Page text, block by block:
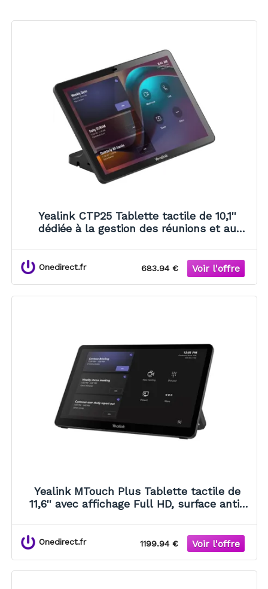
Yealink CTP25 Tablette tactile de 10,1''
dédiée à la gestion des réunions et au
Onedirect.fr 683.94 €
Yealink MTouch Plus Tablette tactile de
11,6'' avec affichage Full HD, surface anti-
Onedirect.fr 1199.94 €